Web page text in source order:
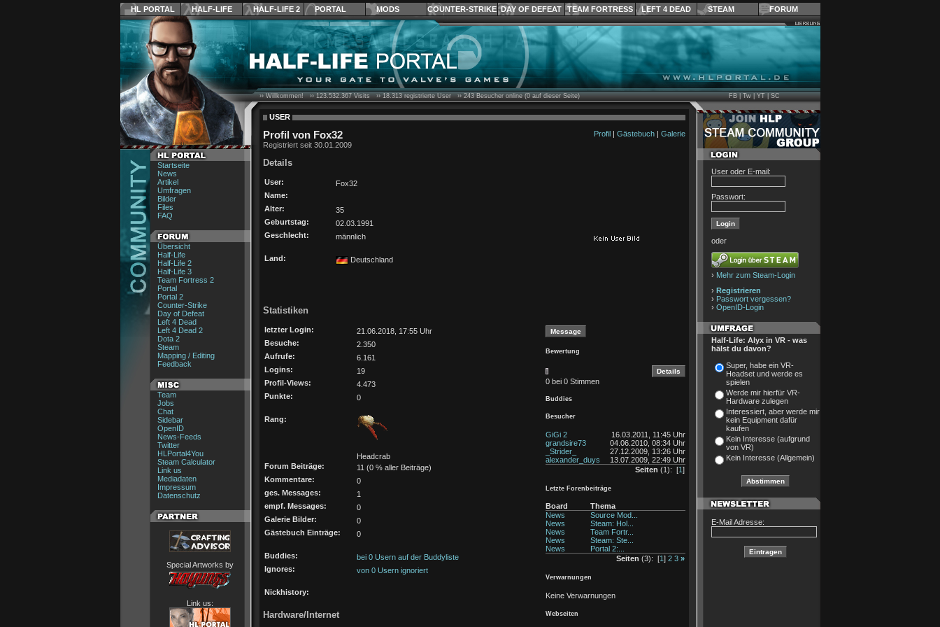
HL PORTAL HALF-LIFE HALF-LIFE 2 PORTAL MODS COUNTER-STRIKE DAY OF DEFEAT TEAM FORTRESS LEFT 4 DEAD STEAM FORUM
Startseite
News
Artikel
Umfragen
Bilder
Files
FAQ
Übersicht
Half-Life
Half-Life 2
Half-Life 3
Team Fortress 2
Portal
Portal 2
Counter-Strike
Day of Defeat
Left 4 Dead
Left 4 Dead 2
Dota 2
Steam
Mapping / Editing
Feedback
Team
Jobs
Chat
Sidebar
OpenID
News-Feeds
Twitter
HLPortal4You
Steam Calculator
Link us
Mediadaten
Impressum
Datenschutz
Special Artworks by
Link us:
›› Willkommen! ››123.532.367Visits ››18.313registrierte User ››243Besucher online (0 auf dieser Seite)
USER
Profil von Fox32 Profil| Gästebuch| Galerie
Registriert seit 30.01.2009
Details
User:
Fox32
Name:
Alter:
35
Geburtstag:
02.03.1991
Geschlecht:
männlich
Land: Deutschland
Statistiken
letzter Login:
21.06.2018, 17:55 Uhr
Besuche:
2.350
Aufrufe:
6.161
Logins:
19
Profil-Views:
4.473
Punkte:
0
Rang:
Headcrab
Forum Beiträge:
11 (0 % aller Beiträge)
Kommentare:
0
ges. Messages:
1
empf. Messages:
0
Galerie Bilder:
0
Gästebuch Einträge:
0
Buddies:
bei 0 Usern auf der Buddyliste
Ignores:
von 0 Usern ignoriert
Nickhistory:
Hardware/Internet
Bewertung
0 bei 0 Stimmen
Buddies
Besucher
GiGi 2
16.03.2011, 11:45 Uhr
grandsire73
04.06.2010, 08:34 Uhr
_Strider_
27.12.2009, 13:26 Uhr
alexander_duys
13.07.2009, 22:49 Uhr
Seiten (1): [1]
Letzte Forenbeiträge
Board
Thema
News
Source Mod...
News
Steam: Hol...
News
Team Fortr...
News
Steam: Ste...
News
Portal 2:...
Seiten (3): [1] 2 3 »
Verwarnungen
Keine Verwarnungen
Webseiten
FB|Tw|YT|SC
User oder E-mail:
Passwort:
oder
› Mehr zum Steam-Login
› Registrieren
› Passwort vergessen?
› OpenID-Login
Half-Life: Alyx in VR - was
hälst du davon?
Super, habe ein VR-
Headset und werde es
spielen
Werde mir hierfür VR-
Hardware zulegen
Interessiert, aber werde mir
kein Equipment dafür
kaufen
Kein Interesse (aufgrund
von VR)
Kein Interesse (Allgemein)
E-Mail Adresse: